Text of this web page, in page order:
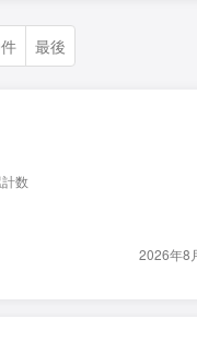
最後
数
2026年8